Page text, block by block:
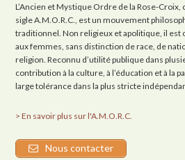
L’Ancien et Mystique Ordre de la Rose-
sigle A.M.O.R.C., est un mouvement
traditionnel. Non religieux et apolitique, il
aux femmes, sans distinction de race, de
religion. Reconnu d’utilité publique dans
contribution à la culture, à l’éducation et à la
large tolérance dans la plus stricte
> En savoir plus sur l'A.M.O.R.C.
Nous contacter